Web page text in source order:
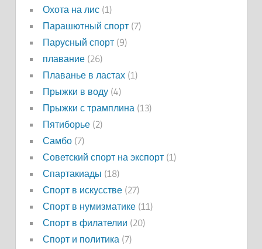
Охота на лис(1)
Парашютный спорт(7)
Парусный спорт(9)
плавание(26)
Плаванье в ластах(1)
Прыжки в воду(4)
Прыжки с трамплина(13)
Пятиборье(2)
Самбо(7)
Советский спорт на экспорт(1)
Спартакиады (18)
Спорт в искусстве(27)
Спорт в нумизматике(11)
Спорт в филателии (20)
Спорт и политика(7)